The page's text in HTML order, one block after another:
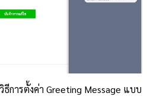
การตั้งค่า Greeting Message แบบ